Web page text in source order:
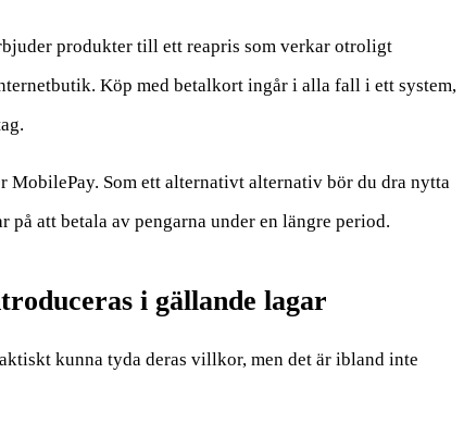
produkter till ett reapris som verkar otroligt
Köp med betalkort ingår i alla fall i ett system,
Som ett alternativt alternativ bör du dra nytta
att betala av pengarna under en längre period.
i gällande lagar
kunna tyda deras villkor, men det är ibland inte